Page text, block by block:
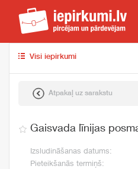
Visi iepirkumi
Atpakaļ uz sarakstu
Gaisvada līnijas
Izsludināšanas datums:
Pieteikšanās termiņš: